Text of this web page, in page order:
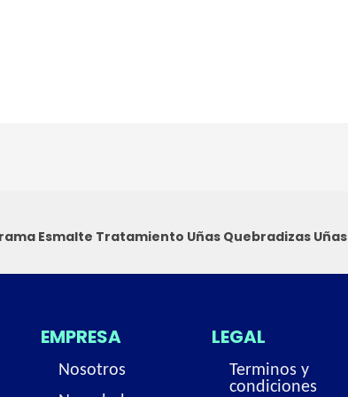
Esmalte Tratamiento Uñas Quebradizas Uñas
EMPRESA
Nosotros
LEGAL
Terminos y
condiciones